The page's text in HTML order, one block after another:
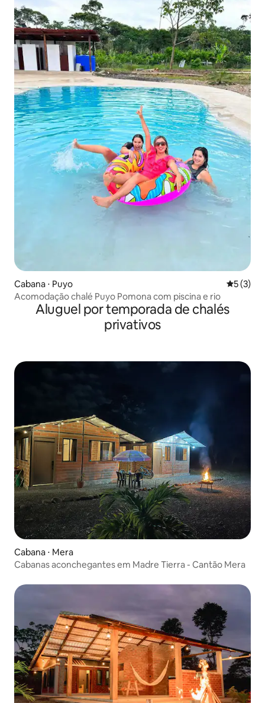
Cabana ⋅ Puyo 5 de
5 (3)
Acomodação chalé Puyo Pomona com piscina e rio
Aluguel por temporada de chalés
privativos
Cabana ⋅ Mera
Cabanas aconchegantes em Madre Tierra - Cantão Mera